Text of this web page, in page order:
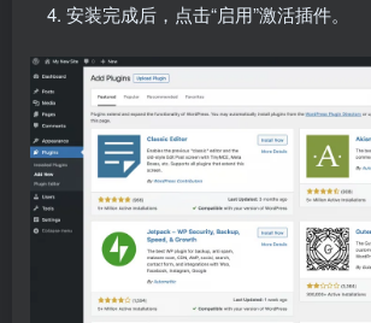
安装完成后，点击“启用”激活插件。